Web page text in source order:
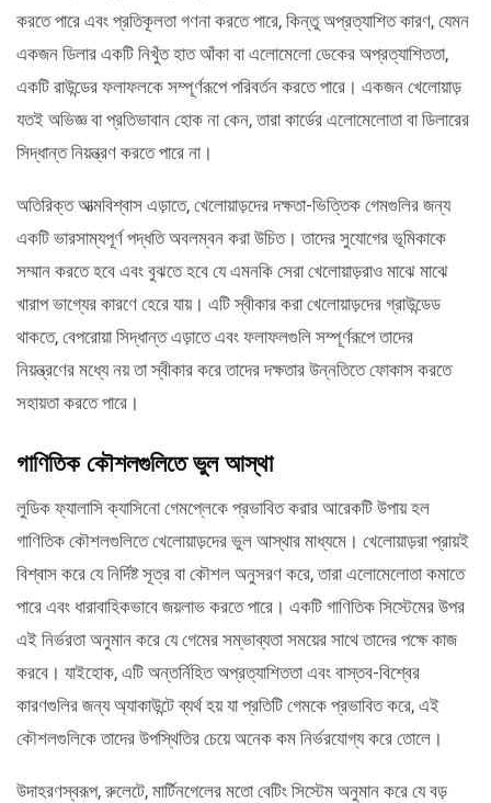
করতে পারে এবং প্রতিকূলতা গণনা করতে পারে, কিন্তু অপ্রত্যাশিত কারণ, যেমন
একজন ডিলার একটি নিখুঁত হাত আঁকা বা এলোমেলো ডেকের অপ্রত্যাশিততা,
একটি রাউন্ডের ফলাফলকে সম্পূর্ণরূপে পরিবর্তন করতে পারে। একজন খেলোয়াড়
যতই অভিজ্ঞ বা প্রতিভাবান হোক না কেন, তারা কার্ডের এলোমেলোতা বা ডিলারের
সিদ্ধান্ত নিয়ন্ত্রণ করতে পারে না।
অতিরিক্ত আত্মবিশ্বাস এড়াতে, খেলোয়াড়দের দক্ষতা-ভিত্তিক গেমগুলির জন্য
একটি ভারসাম্যপূর্ণ পদ্ধতি অবলম্বন করা উচিত। তাদের সুযোগের ভূমিকাকে
সম্মান করতে হবে এবং বুঝতে হবে যে এমনকি সেরা খেলোয়াড়রাও মাঝে মাঝে
খারাপ ভাগ্যের কারণে হেরে যায়। এটি স্বীকার করা খেলোয়াড়দের গ্রাউন্ডেড
থাকতে, বেপরোয়া সিদ্ধান্ত এড়াতে এবং ফলাফলগুলি সম্পূর্ণরূপে তাদের
নিয়ন্ত্রণের মধ্যে নয় তা স্বীকার করে তাদের দক্ষতার উন্নতিতে ফোকাস করতে
সহায়তা করতে পারে।
গাণিতিক কৌশলগুলিতে ভুল আস্থা
লুডিক ফ্যালাসি ক্যাসিনো গেমপ্লেকে প্রভাবিত করার আরেকটি উপায় হল
গাণিতিক কৌশলগুলিতে খেলোয়াড়দের ভুল আস্থার মাধ্যমে। খেলোয়াড়রা প্রায়ই
বিশ্বাস করে যে নির্দিষ্ট সূত্র বা কৌশল অনুসরণ করে, তারা এলোমেলোতা কমাতে
পারে এবং ধারাবাহিকভাবে জয়লাভ করতে পারে। একটি গাণিতিক সিস্টেমের উপর
এই নির্ভরতা অনুমান করে যে গেমের সম্ভাব্যতা সময়ের সাথে তাদের পক্ষে কাজ
করবে। যাইহোক, এটি অন্তর্নিহিত অপ্রত্যাশিততা এবং বাস্তব-বিশ্বের
কারণগুলির জন্য অ্যাকাউন্টে ব্যর্থ হয় যা প্রতিটি গেমকে প্রভাবিত করে, এই
কৌশলগুলিকে তাদের উপস্থিতির চেয়ে অনেক কম নির্ভরযোগ্য করে তোলে।
উদাহরণস্বরূপ, রুলেটে, মার্টিনগেলের মতো বেটিং সিস্টেম অনুমান করে যে বড়